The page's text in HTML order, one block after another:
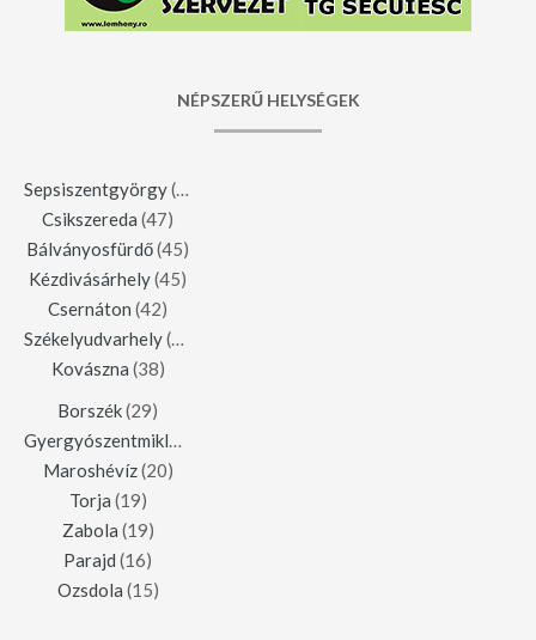
NÉPSZERŰ HELYSÉGEK
Sepsiszentgyörgy(123)
Csikszereda (47)
Bálványosfürdő(45)
Kézdivásárhely(45)
Csernáton (42)
Székelyudvarhely(42)
Kovászna (38)
Borszék(29)
Gyergyószentmiklós
Maroshévíz(20)
Torja (19)
Zabola (19)
Parajd (16)
Ozsdola (15)